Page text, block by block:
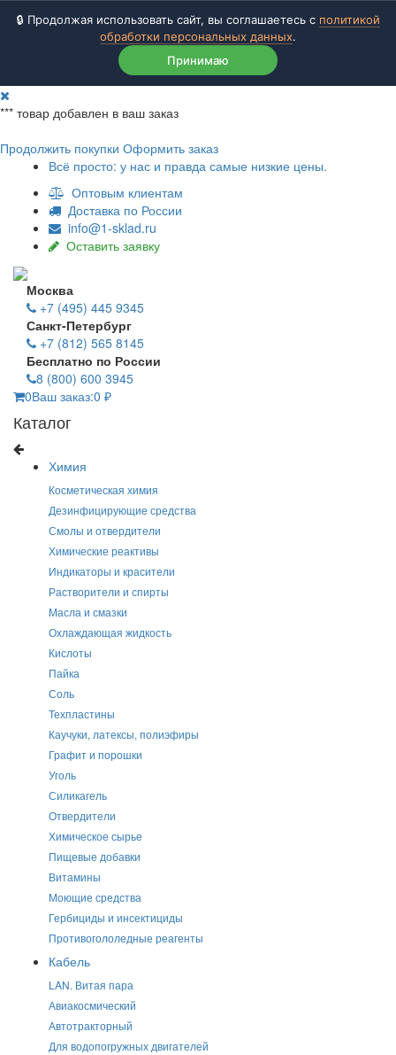
🔒 Продолжая использовать сайт, вы соглашаетесь с политикой
обработки персональных данных.
Принимаю
*** товар добавлен в ваш заказ
Продолжить покупки Оформить заказ
Всё просто: у нас и правда самые низкие цены.
Оптовым клиентам
Доставка по России
info@1-sklad.ru
Оставить заявку
Москва
+7 (495) 445 9345
Санкт-Петербург
+7 (812) 565 8145
Бесплатно по России
8 (800) 600 3945
0Ваш заказ:0 ₽
Каталог
Химия
Косметическая химия
Дезинфицирующие средства
Смолы и отвердители
Химические реактивы
Индикаторы и красители
Растворители и спирты
Масла и смазки
Охлаждающая жидкость
Кислоты
Пайка
Соль
Техпластины
Каучуки, латексы, полиэфиры
Графит и порошки
Уголь
Силикагель
Отвердители
Химическое сырье
Пищевые добавки
Витамины
Моющие средства
Гербициды и инсектициды
Противогололедные реагенты
Кабель
LAN. Витая пара
Авиакосмический
Автотракторный
Для водопогружных двигателей